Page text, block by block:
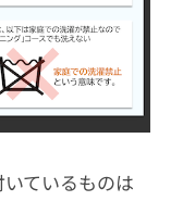
ているものは